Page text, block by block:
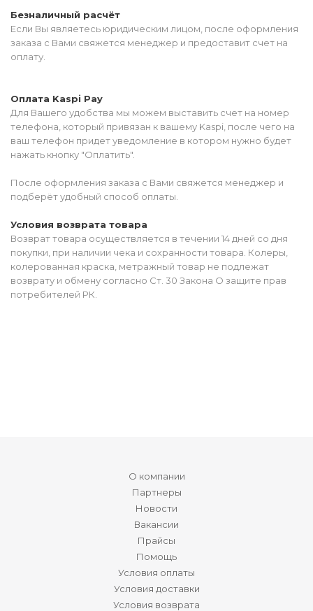
Безналичный расчёт
Если Вы являетесь юридическим лицом, после оформления
заказа с Вами свяжется менеджер и предоставит счет на
оплату.
Оплата Kaspi Pay
Для Вашего удобства мы можем выставить счет на номер
телефона, который привязан к вашему Kaspi, после чего на
ваш телефон придет уведомление в котором нужно будет
нажать кнопку "Оплатить".
После оформления заказа с Вами свяжется менеджер и
подберёт удобный способ оплаты.
Условия возврата товара
Возврат товара осуществляется в течении 14 дней со дня
покупки, при наличии чека и сохранности товара. Колеры,
колерованная краска, метражный товар не подлежат
возврату и обмену согласно Ст. 30 Закона О защите прав
потребителей РК.
О компании
Партнеры
Новости
Вакансии
Прайсы
Помощь
Условия оплаты
Условия доставки
Условия возврата